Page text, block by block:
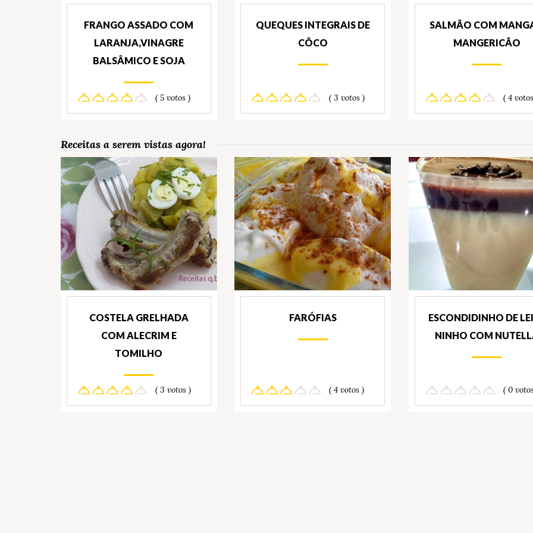
FRANGO ASSADO COM
LARANJA,VINAGRE
BALSÂMICO E SOJA
( 5 votos )
QUEQUES INTEGRAIS DE
CÔCO
( 3 votos )
SALMÃO COM
MANGERICÃO
( 4
Receitas a serem vistas agora!
COSTELA GRELHADA
COM ALECRIM E
TOMILHO
( 3 votos )
FARÓFIAS
( 4 votos )
ESCONDIDINHO DE
NINHO COM
( 0